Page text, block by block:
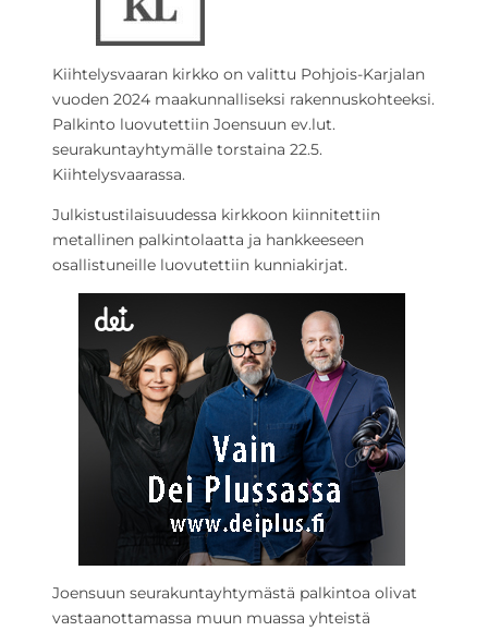
Kiihtelysvaaran kirkko on valittu Pohjois-Karjalan
vuoden 2024 maakunnalliseksi rakennuskohteeksi.
Palkinto luovutettiin Joensuun ev.lut.
seurakuntayhtymälle torstaina 22.5.
Kiihtelysvaarassa.
Julkistustilaisuudessa kirkkoon kiinnitettiin
metallinen palkintolaatta ja hankkeeseen
osallistuneille luovutettiin kunniakirjat.
Joensuun seurakuntayhtymästä palkintoa olivat
vastaanottamassa muun muassa yhteistä